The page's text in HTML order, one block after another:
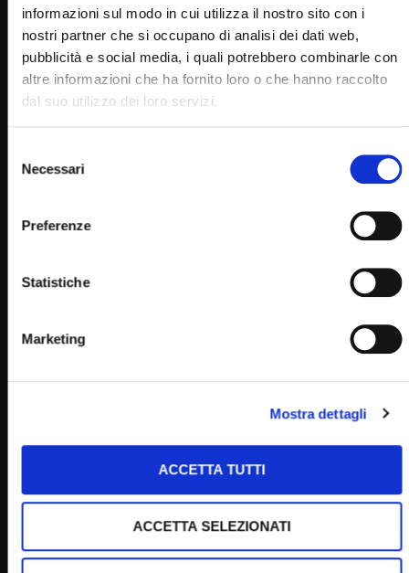
informazioni sul modo in cui utilizza il nostro sito con i
nostri partner che si occupano di analisi dei dati web,
pubblicità e social media, i quali potrebbero combinarle con
altre informazioni che ha fornito loro o che hanno raccolto
dal suo utilizzo dei loro servizi.
delNecessari
Preferenze
Statistiche
Marketing
Mostra dettagli
ACCETTA TUTTI
ACCETTA SELEZIONATI
06:32
STAFF
0
3K 10 0